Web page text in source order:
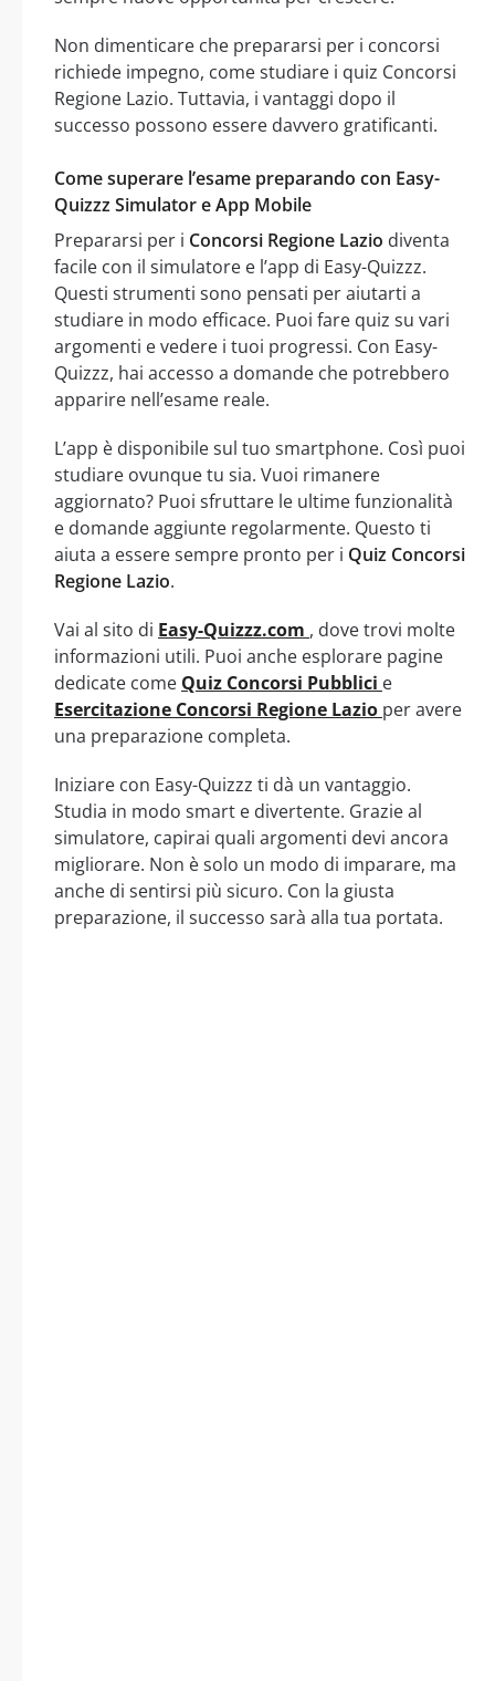
Non dimenticare che prepararsi per i concorsi
richiede impegno, come studiare i quiz Concorsi
Regione Lazio. Tuttavia, i vantaggi dopo il
successo possono essere davvero gratificanti.
Come superare l’esame preparando con Easy-
Quizzz Simulator e App Mobile
Prepararsi per i Concorsi Regione Lazio diventa
facile con il simulatore e l’app di Easy-Quizzz.
Questi strumenti sono pensati per aiutarti a
studiare in modo efficace. Puoi fare quiz su vari
argomenti e vedere i tuoi progressi. Con Easy-
Quizzz, hai accesso a domande che potrebbero
apparire nell’esame reale.
L’app è disponibile sul tuo smartphone. Così puoi
studiare ovunque tu sia. Vuoi rimanere
aggiornato? Puoi sfruttare le ultime funzionalità
e domande aggiunte regolarmente. Questo ti
aiuta a essere sempre pronto per i Quiz Concorsi
Regione Lazio.
Vai al sito di Easy-Quizzz.com , dove trovi molte
informazioni utili. Puoi anche esplorare pagine
dedicate come Quiz Concorsi Pubblici e
Esercitazione Concorsi Regione Lazio per avere
una preparazione completa.
Iniziare con Easy-Quizzz ti dà un vantaggio.
Studia in modo smart e divertente. Grazie al
simulatore, capirai quali argomenti devi ancora
migliorare. Non è solo un modo di imparare, ma
anche di sentirsi più sicuro. Con la giusta
preparazione, il successo sarà alla tua portata.